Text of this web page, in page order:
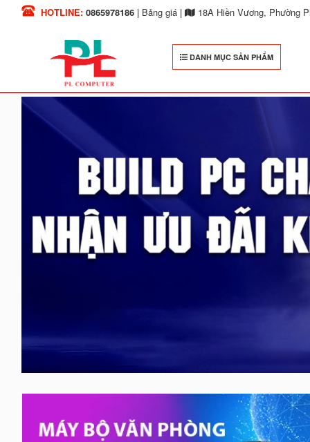
HOTLINE: 0865978186| Bảng giá| 18A Hiền Vương, Phường
DANH MỤC SẢN PHẨM